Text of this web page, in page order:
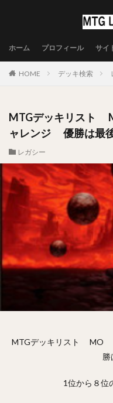
ホーム プロフィール サイ
HOME デッキ検索
MTGデッキリスト
ャレンジ 優勝は最
レガシー
MTGデッキリスト MO
勝
1位から８位